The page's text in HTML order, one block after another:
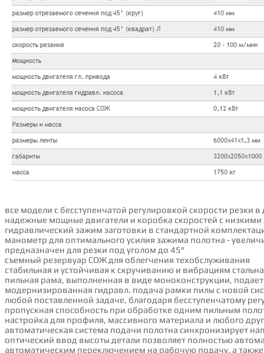
все модели с бесступенчатой регулировкой скорости резки
надежные мощные двигатели и коробка скоростей с
гидравлический зажим заготовки в стандартной
манометр для оптимального усилия зажима полотна -
предназначен для резки под уголом до 45°
съемный резервуар СОЖ для облегчения техобслуживания
стабильная и устойчивая к скручиванию и вибрациям
пильная рама, выполненная в виде моноконструкции,
модернизированная гидравл. подача рамки пилы с новой
любой поставленной задаче, благодаря бесступенчатому
пропускная способность при обработке одним пильным
настройка для профиля, массивного материала и любого
автоматическая система подачи полотна синхронизирует
оптический ввод высоты детали позволяет полностью
автоматическим переключением на рабочую подачу, а